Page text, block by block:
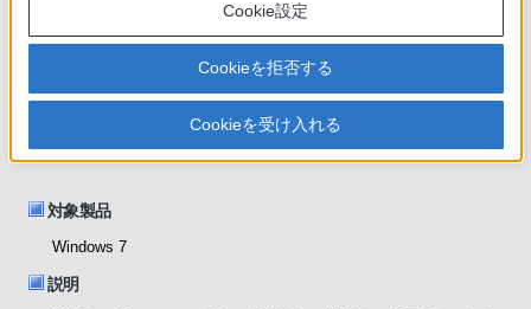
ソフトウェアやプログラムを管理者として実行する方法について教
デスクトップ上のショートカットや[スタート]メニューのソフトウェアを
右クリックし、[管理者として実行]をクリックして実行します
対象製品
Windows 7
説明
Cookie設定
Cookieを拒否する
Cookieを受け入れる